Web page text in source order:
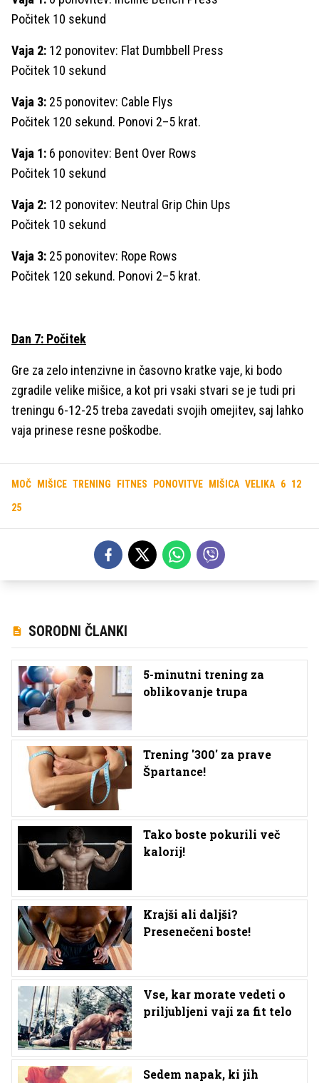
Počitek 10 sekund
Vaja 2: 12 ponovitev: Flat Dumbbell Press
Počitek 10 sekund
Vaja 3: 25 ponovitev: Cable Flys
Počitek 120 sekund. Ponovi 2–5 krat.
Vaja 1: 6 ponovitev: Bent Over Rows
Počitek 10 sekund
Vaja 2: 12 ponovitev: Neutral Grip Chin Ups
Počitek 10 sekund
Vaja 3: 25 ponovitev: Rope Rows
Počitek 120 sekund. Ponovi 2–5 krat.
Dan 7: Počitek
Gre za zelo intenzivne in časovno kratke vaje, ki bodo
zgradile velike mišice, a kot pri vsaki stvari se je tudi pri
treningu 6-12-25 treba zavedati svojih omejitev, saj lahko
vaja prinese resne poškodbe.
MOČ MIŠICE TRENING FITNES PONOVITVE MIŠICA VELIKA 6 12
25
SORODNI ČLANKI
5-minutni trening za
oblikovanje trupa
Trening '300' za prave
Špartance!
Tako boste pokurili več
kalorij!
Krajši ali daljši?
Presenečeni boste!
Vse, kar morate vedeti o
priljubljeni vaji za fit telo
Sedem napak, ki jih